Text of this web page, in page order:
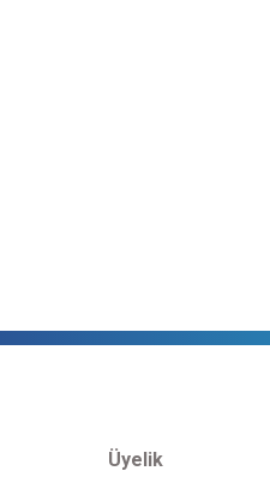
Üyelik